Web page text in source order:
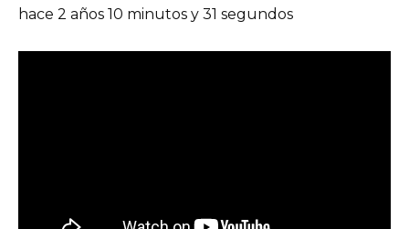
hace 2 años 10 minutos y 31 segundos